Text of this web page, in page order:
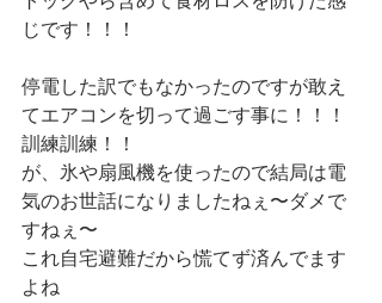
じです！！！
停電した訳でもなかったのですが敢え
てエアコンを切って過ごす事に！！！
訓練訓練！！
が、氷や扇風機を使ったので結局は電
気のお世話になりましたねぇ〜ダメで
すねぇ〜
これ自宅避難だから慌てず済んでます
よね